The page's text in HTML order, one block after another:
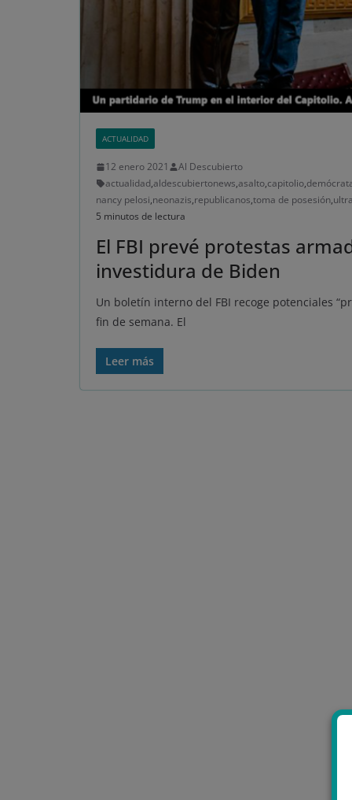
ACTUALIDAD
12 enero 2021
Al Descubierto
actualidad,aldescubiertonews,asalto,capitolio,
nancy pelosi,neonazis,republicanos,toma de posesión,
5 minutos de lectura
El FBI prevé protestas
investidura de Biden
Un boletín interno del FBI recoge potenciales
fin de semana. El
Leer más